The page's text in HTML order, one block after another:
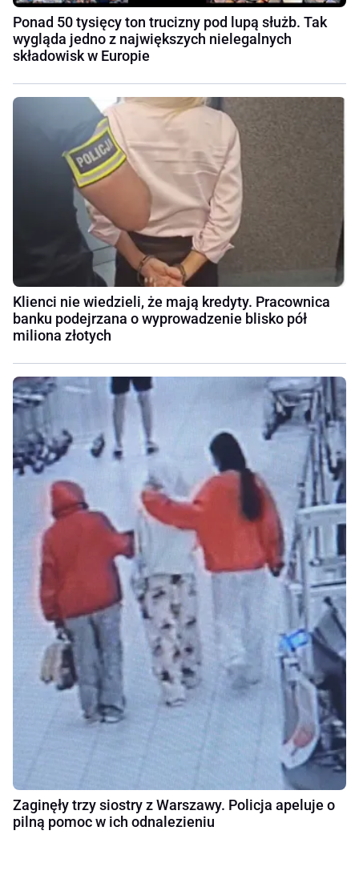
Ponad 50 tysięcy ton trucizny pod lupą służb. Tak
wygląda jedno z największych nielegalnych
składowisk w Europie
Klienci nie wiedzieli, że mają kredyty. Pracownica
banku podejrzana o wyprowadzenie blisko pół
miliona złotych
Zaginęły trzy siostry z Warszawy. Policja apeluje o
pilną pomoc w ich odnalezieniu